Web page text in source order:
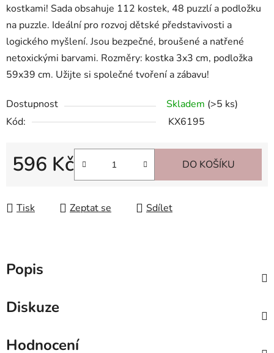
kostkami! Sada obsahuje 112 kostek, 48 puzzlí a podložku
na puzzle. Ideální pro rozvoj dětské představivosti a
logického myšlení. Jsou bezpečné, broušené a natřené
netoxickými barvami. Rozměry: kostka 3x3 cm, podložka
59x39 cm. Užijte si společné tvoření a zábavu!
Dostupnost Skladem (>5 ks)
Kód:
KX6195
596 Kč DO KOŠÍKU
Tisk Zeptat se Sdílet
Popis
Diskuze
Hodnocení